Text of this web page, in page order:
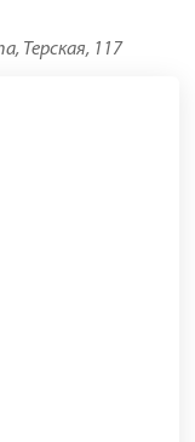
Терская, 117